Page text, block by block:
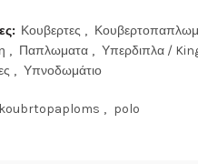
Κουβερτες ,
, Παπλωματα , Υπερδιπλα /
, Υπνοδωμάτιο
koubrtopaploms , polo